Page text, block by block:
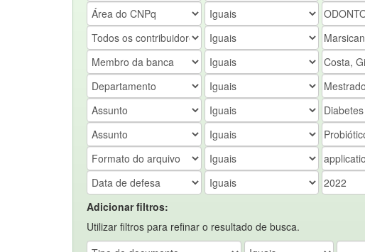
Adicionar filtros:
Utilizar filtros para refinar o resultado de busca.